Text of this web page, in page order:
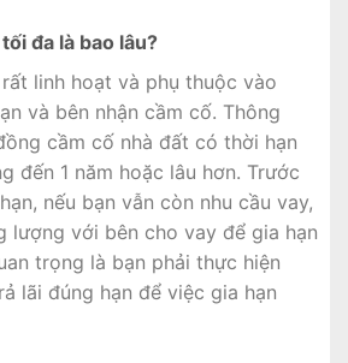
đa là bao lâu?
linh hoạt và phụ thuộc vào
và bên nhận cầm cố. Thông
cầm cố nhà đất có thời hạn
đến 1 năm hoặc lâu hơn. Trước
nếu bạn vẫn còn nhu cầu vay,
lượng với bên cho vay để gia hạn
trọng là bạn phải thực hiện
lãi đúng hạn để việc gia hạn